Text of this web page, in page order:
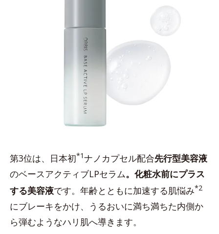
第3位は、日本初*1ナノカプセル配合先行型美容液
のベースアクティブLPセラム。化粧水前にプラス
する美容液です。年齢とともに加速する肌悩み*2
にブレーキをかけ、うるおいに満ち満ちた内側か
ら弾むようなハリ肌へ導きます。